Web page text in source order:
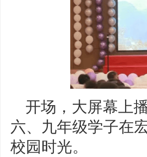
开场，大屏幕上
六、九年级学子在
校园时光。